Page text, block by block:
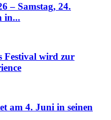
– Samstag, 24.
in...
Festival wird zur
am 4. Juni in seinen